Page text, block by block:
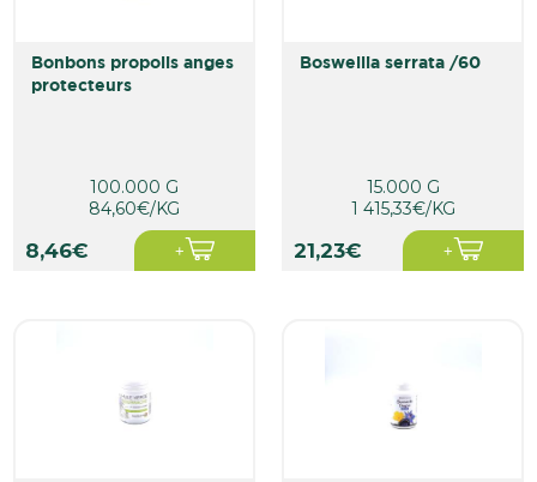
bonbons propolis anges
protecteurs
100.000 G
84,60€/KG
8,46€
boswellia serrata /60
15.000 G
1 415,33€/KG
21,23€